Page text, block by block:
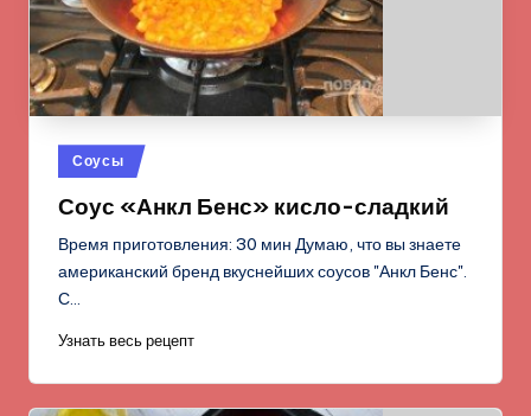
Опубликовано
в
Соусы
Соус «Анкл Бенс» кисло-сладкий
Время приготовления: 30 мин Думаю, что вы знаете
американский бренд вкуснейших соусов "Анкл Бенс".
С…
Узнать весь рецепт